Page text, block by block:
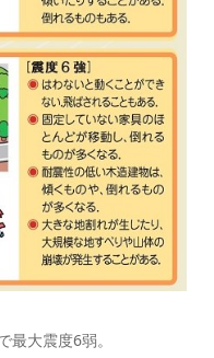
大震度6弱。